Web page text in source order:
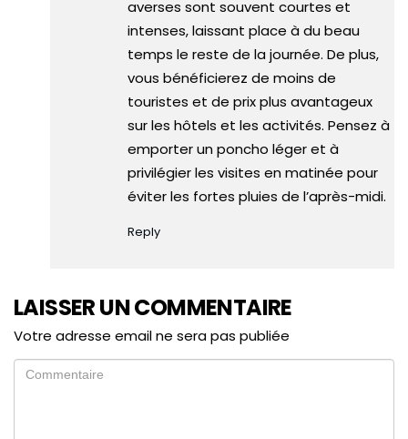
averses sont souvent courtes et
intenses, laissant place à du beau
temps le reste de la journée. De plus,
vous bénéficierez de moins de
touristes et de prix plus avantageux
sur les hôtels et les activités. Pensez à
emporter un poncho léger et à
privilégier les visites en matinée pour
éviter les fortes pluies de l’après-midi.
Reply
LAISSER UN COMMENTAIRE
Votre adresse email ne sera pas publiée